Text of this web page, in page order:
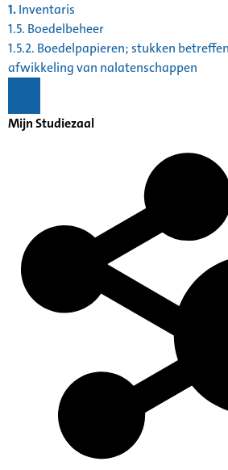
1.Inventaris
1.5. Boedelbeheer
1.5.2. Boedelpapieren; stukken
afwikkeling van nalatenschappen
Mijn Studiezaal